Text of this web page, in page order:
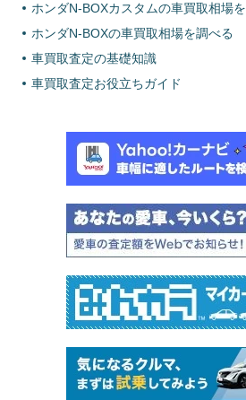
ホンダN-BOXカスタムの車買取相場
ホンダN-BOXの車買取相場を調べる
車買取査定の基礎知識
車買取査定お役立ちガイド